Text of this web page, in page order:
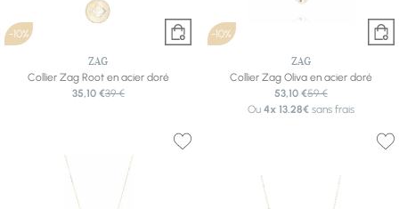
-10%
ZAG
Collier Zag Root en acier doré
35,10 €39 €
-10%
ZAG
Collier Zag Oliva en acier doré
53,10 €59 €
Ou 4x 13.28€sans frais